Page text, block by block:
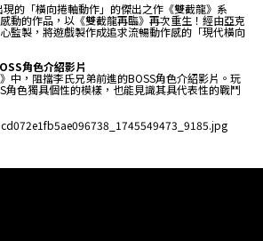
的「橫向捲軸動作」的傑出之作《雙截龍》系
動的作品，以《雙截龍再臨》再次重生！經由亞克
監製，將遊戲製作成追求流暢動作感的「現代橫向
角色介紹影片
中，阻擋李氏兄弟前進的BOSS角色介紹影片。玩
角色獨具個性的模樣，也能見識其具代表性的戰鬥